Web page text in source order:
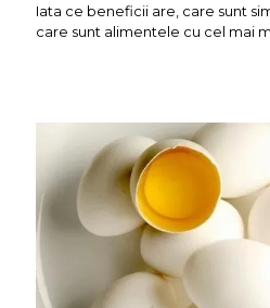
Iata ce beneficii are, care sunt
care sunt alimentele cu cel mai